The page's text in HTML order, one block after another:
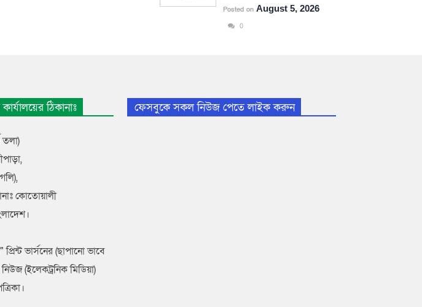
Posted onAugust 5, 2026
0
ঠিকানাঃ
কোতোয়ালী
ভার্সনের (ছাপানো ভাবে
(ইলেকট্রনিক মিডিয়া)
ফেসবুকে সকল নিউজ পেতে লাইক করুন